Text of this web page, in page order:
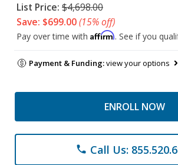
List Price: $4,698.00
Save: $699.00(15% off)
Pay over time with Affirm. See if you
Payment & Funding:view your options
ENROLL NOW
phone Call Us: